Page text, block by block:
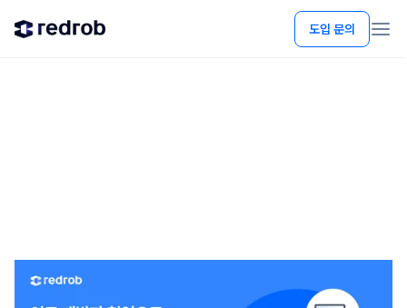
Feb 19, 2026
인도 개발자 협업으로 한계 없
도입 문의